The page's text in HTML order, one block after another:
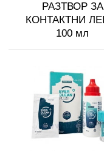
РАЗТВОР ЗА
КОНТАКТНИ
100 мл